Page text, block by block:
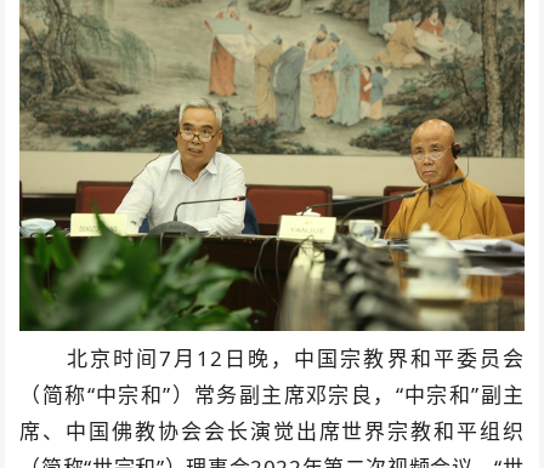
北京时间7月12日晚，中国宗教界和平委员会
（简称“中宗和”）常务副主席邓宗良，“中宗和”副主
席、中国佛教协会会长演觉出席世界宗教和平组织